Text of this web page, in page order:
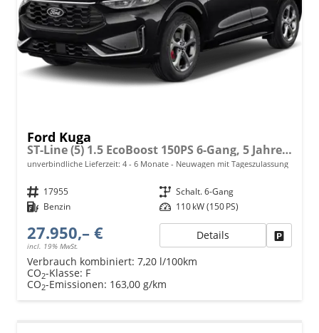
Ford Kuga
ST-Line (5) 1.5 EcoBoost 150PS 6-Gang, 5 Jahre Garantie, 18" Alu, Navigation 13"-Display, Parksensoren vorne/hinten, Rückfahrkamera, Climatronic, Privacy-Glas, Key-Free-System, Tempomat, LED-Scheinwerfer
unverbindliche Lieferzeit: 4 - 6 Monate Neuwagen mit Tageszulassung
Fahrzeugnr. 17955 Getriebe Schalt. 6-Gang
Kraftstoff Benzin Leistung 110 kW (150 PS)
27.950,– €
incl. 19% MwSt.
Details
Verbrauch kombiniert: 7,20 l/100km
CO2-Klasse: F
CO2-Emissionen: 163,00 g/km